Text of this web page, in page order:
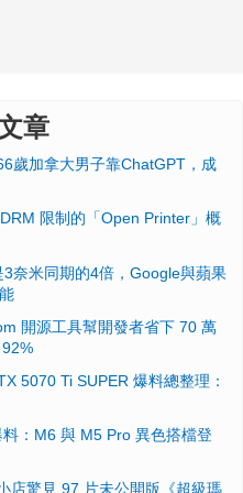
章
歲加拿大男子靠ChatGPT，成
限制的「Open Printer」概
奈米同期的4倍，Google與蘋果
開源工具幫開發者省下 70 萬
5070 Ti SUPER 爆料總整理：
：M6 與 M5 Pro 異色搭檔登
店驚見 97 片未公開版《超級瑪